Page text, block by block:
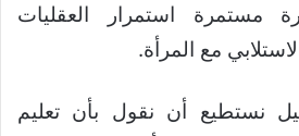
مستمرة استمرار العقليات
مع المرأة.
نستطيع أن نقول بأن تعليم